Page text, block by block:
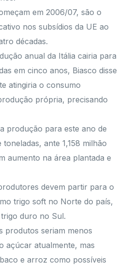
em 2006/07, são o
nos subsídios da UE ao
décadas.
anual da Itália cairia para
em cinco anos, Biasco disse
atingiria o consumo
própria, precisando
produção para este ano de
ante 1,158 milhão
aumento na área plantada e
devem partir para o
trigo soft no Norte do país,
duro no Sul.
produtos seriam menos
açúcar atualmente, mas
e arroz como possíveis